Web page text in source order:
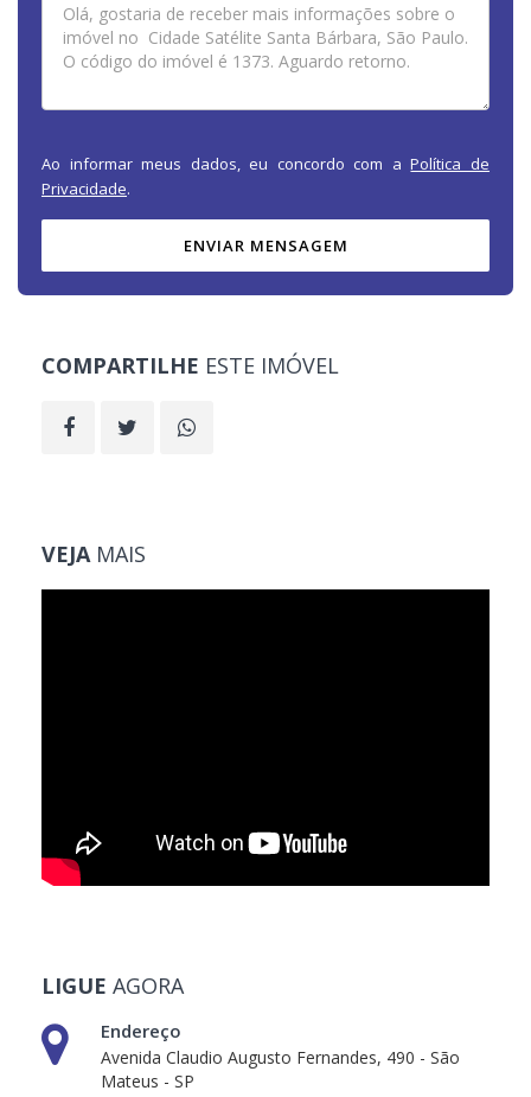
Ao informar meus dados, eu concordo com aPolítica de
Privacidade.
ENVIAR MENSAGEM
COMPARTILHE ESTE IMÓVEL
VEJA MAIS
LIGUE AGORA
Endereço
Avenida Claudio Augusto Fernandes, 490 - São
Mateus - SP